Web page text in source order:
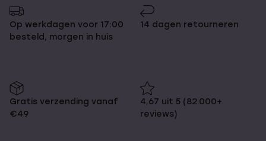
Op werkdagen voor 17:00
besteld, morgen in huis
14 dagen retourneren
Gratis verzending vanaf
€49
4,67 uit 5 (82.000+
reviews)